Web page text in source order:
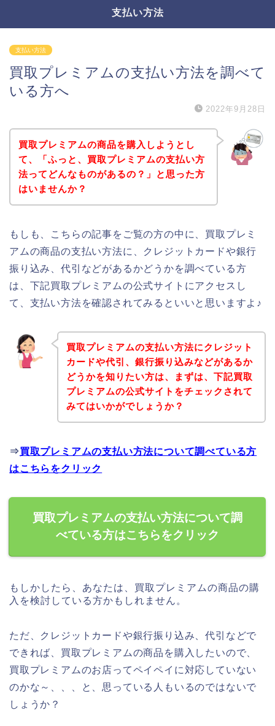
支払い方法
支払い方法
買取プレミアムの支払い方法を調べて
いる方へ
2022年9月28日
買取プレミアムの商品を購入しようとし
て、「ふっと、買取プレミアムの支払い方
法ってどんなものがあるの？」と思った方
はいませんか？
もしも、こちらの記事をご覧の方の中に、買取プレミ
アムの商品の支払い方法に、クレジットカードや銀行
振り込み、代引などがあるかどうかを調べている方
は、下記買取プレミアムの公式サイトにアクセスし
て、支払い方法を確認されてみるといいと思いますよ♪
買取プレミアムの支払い方法にクレジット
カードや代引、銀行振り込みなどがあるか
どうかを知りたい方は、まずは、下記買取
プレミアムの公式サイトをチェックされて
みてはいかがでしょうか？
⇒買取プレミアムの支払い方法について調べている方
はこちらをクリック
買取プレミアムの支払い方法について調
べている方はこちらをクリック
もしかしたら、あなたは、買取プレミアムの商品の購
入を検討している方かもしれません。
ただ、クレジットカードや銀行振り込み、代引などで
できれば、買取プレミアムの商品を購入したいので、
買取プレミアムのお店ってペイペイに対応していない
のかな～、、、と、思っている人もいるのではないで
しょうか？